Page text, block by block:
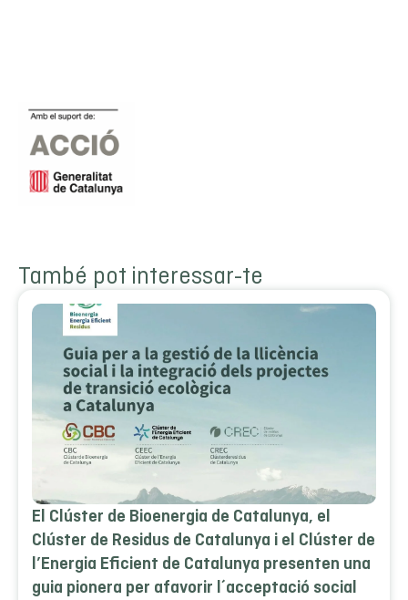
També pot interessar-te
El Clúster de Bioenergia de Catalunya, el
Clúster de Residus de Catalunya i el Clúster de
l’Energia Eficient de Catalunya presenten una
guia pionera per afavorir l´acceptació social